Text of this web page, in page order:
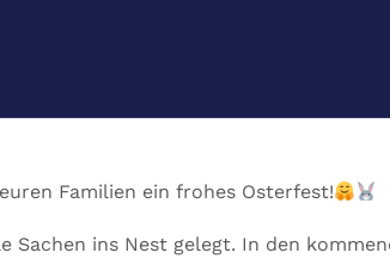
Familien ein frohes Osterfest!
Sachen ins Nest gelegt. In den